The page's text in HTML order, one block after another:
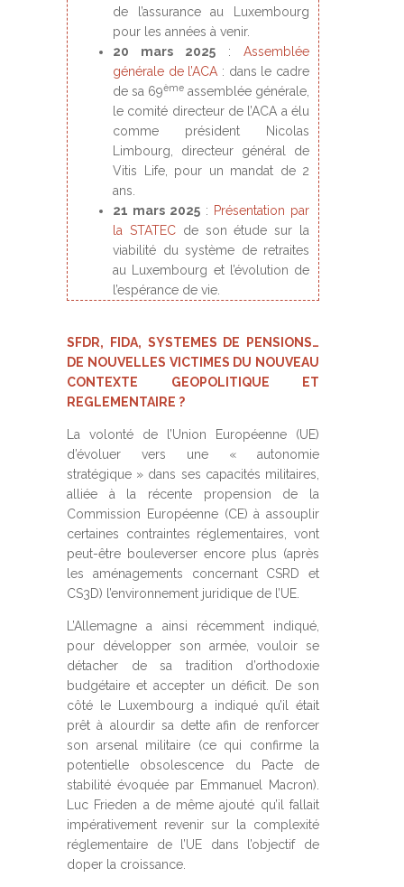
de l’assurance au Luxembourg
pour les années à venir.
20 mars 2025 : Assemblée
générale de l’ACA : dans le cadre
de sa 69ème assemblée générale,
le comité directeur de l’ACA a élu
comme président Nicolas
Limbourg, directeur général de
Vitis Life, pour un mandat de 2
ans.
21 mars 2025 : Présentation par
la STATECde son étude sur la
viabilité du système de retraites
au Luxembourg et l’évolution de
l’espérance de vie.
SFDR, FIDA, SYSTEMES DE PENSIONS…
DE NOUVELLES VICTIMES DU NOUVEAU
CONTEXTE GEOPOLITIQUE ET
REGLEMENTAIRE ?
La volonté de l’Union Européenne (UE)
d’évoluer vers une « autonomie
stratégique » dans ses capacités militaires,
alliée à la récente propension de la
Commission Européenne (CE) à assouplir
certaines contraintes réglementaires, vont
peut-être bouleverser encore plus (après
les aménagements concernant CSRD et
CS3D) l’environnement juridique de l’UE.
L’Allemagne a ainsi récemment indiqué,
pour développer son armée, vouloir se
détacher de sa tradition d’orthodoxie
budgétaire et accepter un déficit. De son
côté le Luxembourg a indiqué qu’il était
prêt à alourdir sa dette afin de renforcer
son arsenal militaire (ce qui confirme la
potentielle obsolescence du Pacte de
stabilité évoquée par Emmanuel Macron).
Luc Frieden a de même ajouté qu’il fallait
impérativement revenir sur la complexité
réglementaire de l’UE dans l’objectif de
doper la croissance.